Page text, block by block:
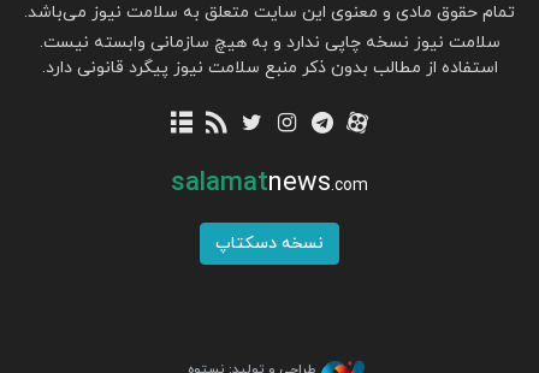
تمام حقوق مادی و معنوی این سایت متعلق به سلامت نیوز می‌باشد.
سلامت نیوز نسخه چاپی ندارد و به هیچ سازمانی وابسته نیست.
استفاده از مطالب بدون ذکر منبع سلامت نیوز پیگرد قانونی دارد.
salamatnews.com
نسخه دسکتاپ